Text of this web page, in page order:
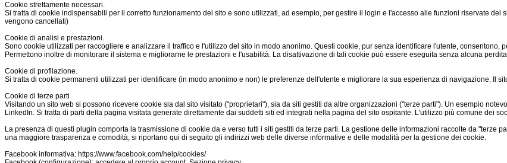
Cookie strettamente necessari.
Si tratta di cookie indispensabili per il corretto funzionamento del sito e sono utilizzati, ad esempio, per gestire il login e l'accesso alle funzioni riservate
vengono cancellati)
Cookie di analisi e prestazioni.
Sono cookie utilizzati per raccogliere e analizzare il traffico e l'utilizzo del sito in modo anonimo. Questi cookie, pur senza identificare l'utente,
Permettono inoltre di monitorare il sistema e migliorarne le prestazioni e l'usabilità. La disattivazione di tali cookie può essere eseguita senza alcuna
Cookie di profilazione.
Si tratta di cookie permanenti utilizzati per identificare (in modo anonimo e non) le preferenze dell'utente e migliorare la sua esperienza di navigazione. Il
Cookie di terze parti
Visitando un sito web si possono ricevere cookie sia dal sito visitato ("proprietari"), sia da siti gestiti da altre organizzazioni ("terze parti"). Un esempio
LinkedIn. Si tratta di parti della pagina visitata generate direttamente dai suddetti siti ed integrati nella pagina del sito ospitante. L'utilizzo più comune dei
La presenza di questi plugin comporta la trasmissione di cookie da e verso tutti i siti gestiti da terze parti. La gestione delle informazioni raccolte da "terze
una maggiore trasparenza e comodità, si riportano qui di seguito gli indirizzi web delle diverse informative e delle modalità per la gestione dei cookie.
Facebook informativa: https://www.facebook.com/help/cookies/